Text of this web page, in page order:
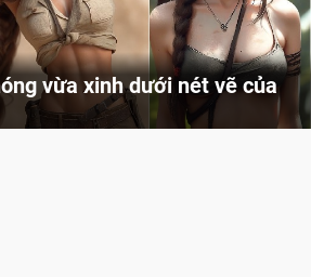
vừa xinh dưới nét vẽ của